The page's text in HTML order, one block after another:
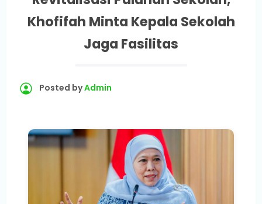
Khofifah Minta Kepala Sekolah
Jaga Fasilitas
Posted byAdmin